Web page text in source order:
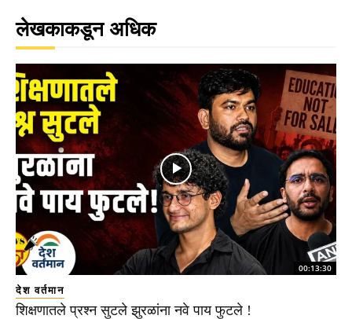
लेखकाकडून अधिक
00:13:30
देश वर्तमान
शिक्षणातले प्रश्न सुटले झुरळांना नवे पाय फुटले !